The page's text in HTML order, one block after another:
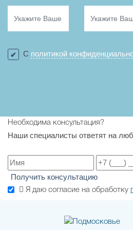
С политикой
Необходима консультация?
Наши специалисты ответят на
Получить консультацию
Я даю согласие на обработку